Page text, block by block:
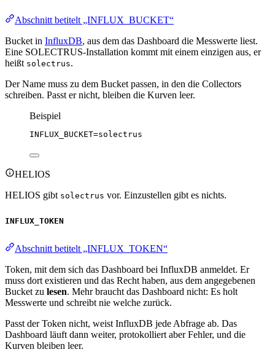
Abschnitt betitelt „INFLUX_BUCKET“
Bucket in InfluxDB, aus dem das Dashboard die Messwerte liest.
Eine SOLECTRUS-Installation kommt mit einem einzigen aus, er
heißt solectrus.
Der Name muss zu dem Bucket passen, in den die Collectors
schreiben. Passt er nicht, bleiben die Kurven leer.
Beispiel
INFLUX_BUCKET=solectrus
HELIOS
HELIOS gibt solectrus vor. Einzustellen gibt es nichts.
INFLUX_TOKEN
Abschnitt betitelt „INFLUX_TOKEN“
Token, mit dem sich das Dashboard bei InfluxDB anmeldet. Er
muss dort existieren und das Recht haben, aus dem angegebenen
Bucket zu lesen. Mehr braucht das Dashboard nicht: Es holt
Messwerte und schreibt nie welche zurück.
Passt der Token nicht, weist InfluxDB jede Abfrage ab. Das
Dashboard läuft dann weiter, protokolliert aber Fehler, und die
Kurven bleiben leer.